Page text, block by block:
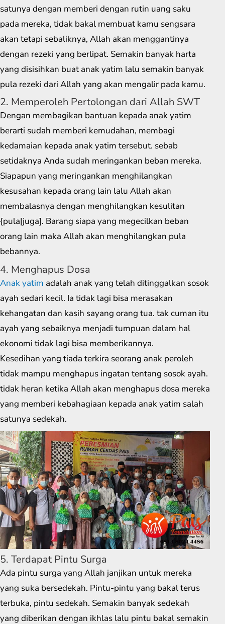
satunya dengan memberi dengan rutin uang saku
pada mereka, tidak bakal membuat kamu sengsara
akan tetapi sebaliknya, Allah akan menggantinya
dengan rezeki yang berlipat. Semakin banyak harta
yang disisihkan buat anak yatim lalu semakin banyak
pula rezeki dari Allah yang akan mengalir pada kamu.
2. Memperoleh Pertolongan dari Allah SWT
Dengan membagikan bantuan kepada anak yatim
berarti sudah memberi kemudahan, membagi
kedamaian kepada anak yatim tersebut. sebab
setidaknya Anda sudah meringankan beban mereka.
Siapapun yang meringankan menghilangkan
kesusahan kepada orang lain lalu Allah akan
membalasnya dengan menghilangkan kesulitan
{pula|juga]. Barang siapa yang megecilkan beban
orang lain maka Allah akan menghilangkan pula
bebannya.
4. Menghapus Dosa
Anak yatim adalah anak yang telah ditinggalkan sosok
ayah sedari kecil. Ia tidak lagi bisa merasakan
kehangatan dan kasih sayang orang tua. tak cuman itu
ayah yang sebaiknya menjadi tumpuan dalam hal
ekonomi tidak lagi bisa memberikannya.
Kesedihan yang tiada terkira seorang anak peroleh
tidak mampu menghapus ingatan tentang sosok ayah.
tidak heran ketika Allah akan menghapus dosa mereka
yang memberi kebahagiaan kepada anak yatim salah
satunya sedekah.
5. Terdapat Pintu Surga
Ada pintu surga yang Allah janjikan untuk mereka
yang suka bersedekah. Pintu-pintu yang bakal terus
terbuka, pintu sedekah. Semakin banyak sedekah
yang diberikan dengan ikhlas lalu pintu bakal semakin